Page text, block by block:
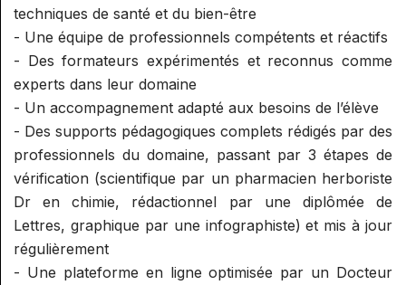
techniques de santé et du bien-être
- Une équipe de professionnels compétents et réactifs
- Des formateurs expérimentés et reconnus comme
experts dans leur domaine
- Un accompagnement adapté aux besoins de l’élève
- Des supports pédagogiques complets rédigés par des
professionnels du domaine, passant par 3 étapes de
vérification (scientifique par un pharmacien herboriste
Dr en chimie, rédactionnel par une diplômée de
Lettres, graphique par une infographiste) et mis à jour
régulièrement
- Une plateforme en ligne optimisée par un Docteur